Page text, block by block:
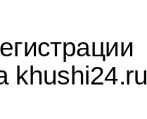
khushi24.ru